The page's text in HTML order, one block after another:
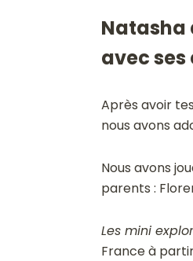
Natasha
avec ses
Après avoir
nous avons
Nous avons
parents :
Les mini
France à